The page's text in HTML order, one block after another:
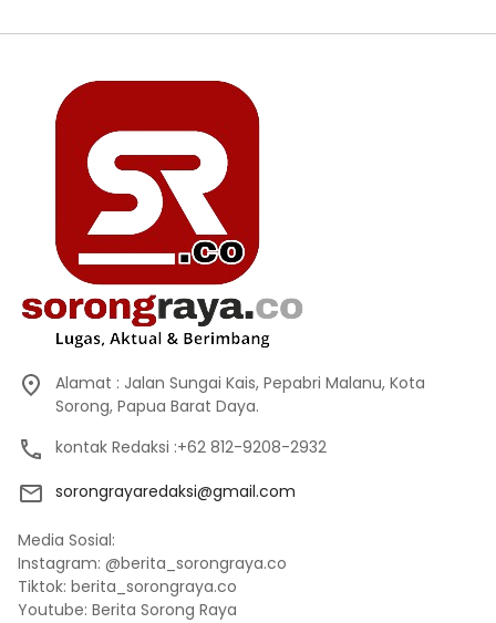
Alamat : Jalan Sungai Kais, Pepabri Malanu, Kota
Sorong, Papua Barat Daya.
kontak Redaksi :+62 812-9208-2932
sorongrayaredaksi@gmail.com
Media Sosial:
Instagram: @berita_sorongraya.co
Tiktok: berita_sorongraya.co
Youtube: Berita Sorong Raya